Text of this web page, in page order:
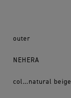
outer
NEHERA
col…natural beige